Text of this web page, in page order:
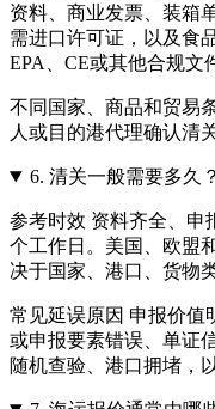
资料、商业发票、装箱
需进口许可证，以及食
EPA、CE或其他合规文
不同国家、商品和贸易
人或目的港代理确认清
6. 清关一般需要多久
参考时效 资料齐全、申
个工作日。美国、欧盟
决于国家、港口、货物
常见延误原因 申报价值
或申报要素错误、单证
随机查验、港口拥堵，